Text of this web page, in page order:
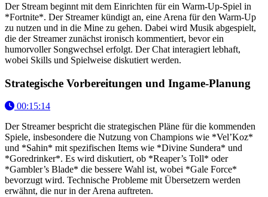
Der Stream beginnt mit dem Einrichten für ein Warm-Up-Spiel in
*Fortnite*. Der Streamer kündigt an, eine Arena für den Warm-Up
zu nutzen und in die Mine zu gehen. Dabei wird Musik abgespielt,
die der Streamer zunächst ironisch kommentiert, bevor ein
humorvoller Songwechsel erfolgt. Der Chat interagiert lebhaft,
wobei Skills und Spielweise diskutiert werden.
Strategische Vorbereitungen und Ingame-Planung
00:15:14
Der Streamer bespricht die strategischen Pläne für die kommenden
Spiele, insbesondere die Nutzung von Champions wie *Vel’Koz*
und *Sahin* mit spezifischen Items wie *Divine Sundera* und
*Goredrinker*. Es wird diskutiert, ob *Reaper’s Toll* oder
*Gambler’s Blade* die bessere Wahl ist, wobei *Gale Force*
bevorzugt wird. Technische Probleme mit Übersetzern werden
erwähnt, die nur in der Arena auftreten.